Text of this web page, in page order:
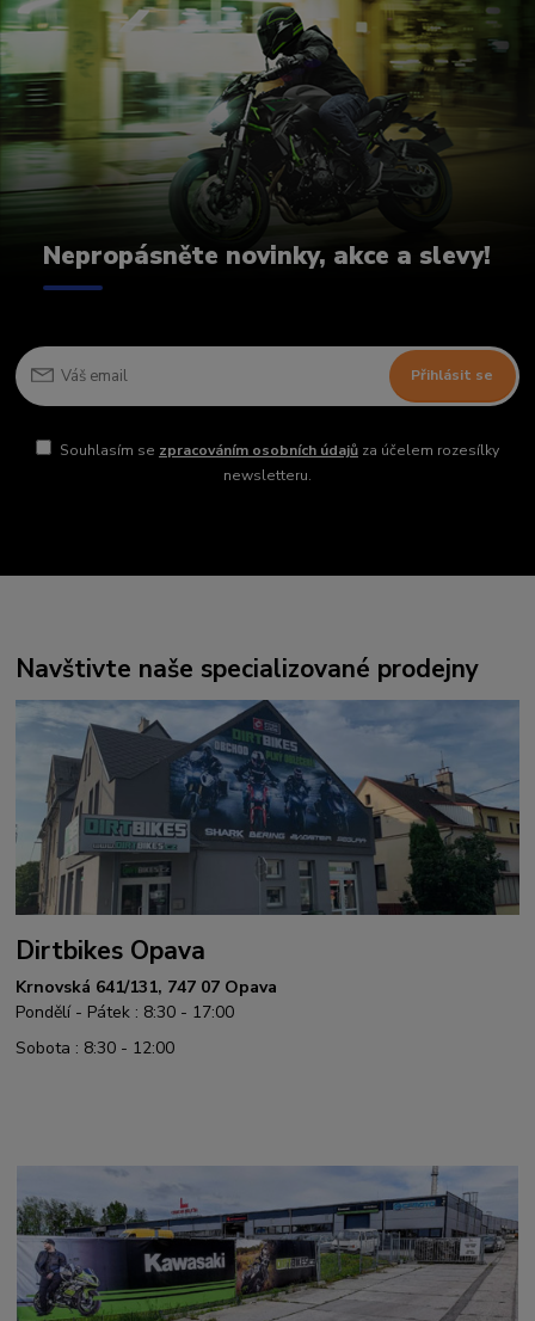
Nepropásněte novinky, akce a slevy!
Přihlásit se
Souhlasím se zpracováním osobních údajůza účelem rozesílky
newsletteru.
Navštivte naše specializované prodejny
Dirtbikes Opava
Krnovská 641/131, 747 07 Opava
Pondělí - Pátek : 8:30 - 17:00
Sobota : 8:30 - 12:00